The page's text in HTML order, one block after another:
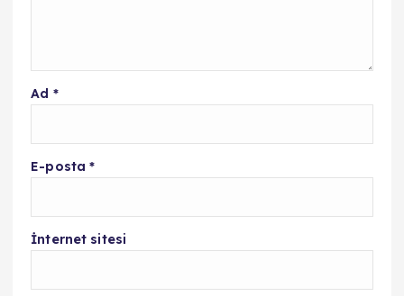
Ad *
E-posta*
İnternet sitesi